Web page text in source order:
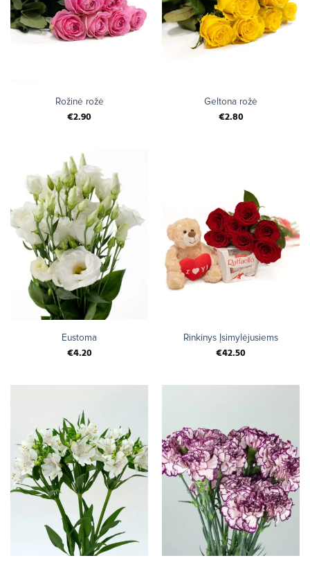
Rožinė rožė
€2.90
Geltona rožė
€2.80
Eustoma
€4.20
Rinkinys Įsimylėjusiems
€42.50